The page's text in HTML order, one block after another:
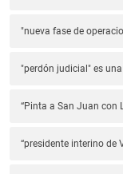
"nueva fase de
"perdón judicial" es
“Pinta a San Juan con
“presidente interino de